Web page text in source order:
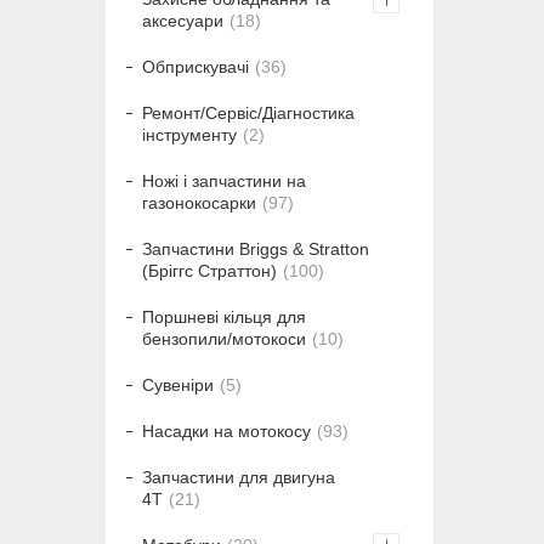
аксесуари
18
Обприскувачі 36
Ремонт/Сервіс/Діагностика
інструменту
2
Ножі і запчастини на
газонокосарки
97
Запчастини Briggs & Stratton
(Бріггс Страттон)
100
Поршневі кільця для
бензопили/мотокоси
10
Сувеніри 5
Насадки на мотокосу 93
Запчастини для двигуна
4T
21